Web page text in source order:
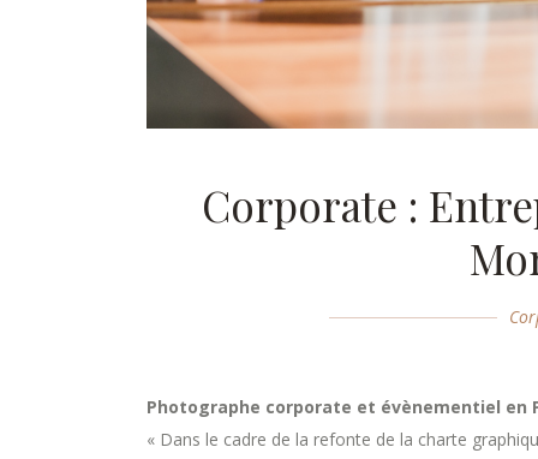
Corporate :
Photographe corporate et évènementiel en
« Dans le cadre de la refonte de la charte